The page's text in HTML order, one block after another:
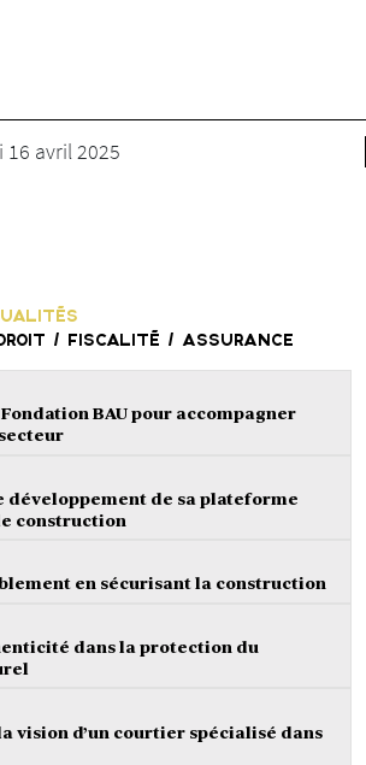
avril 2025
/ FISCALITÉ / ASSURANCE
BAU pour accompagner
développement de sa plateforme
construction
en sécurisant la construction
dans la protection du
vision d’un courtier spécialisé dans